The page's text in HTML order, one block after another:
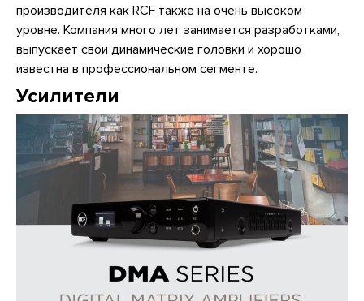
производителя как RCF также на очень высоком
уровне. Компания много лет занимается разработками,
выпускает свои динамические головки и хорошо
известна в профессиональном сегменте.
Усилители